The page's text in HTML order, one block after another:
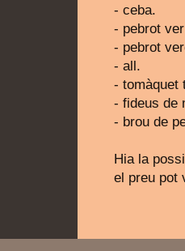
- ceba.
- pebrot
- pebrot
- all.
- tomàquet
- fideus de
- brou de
Hia la
el preu pot